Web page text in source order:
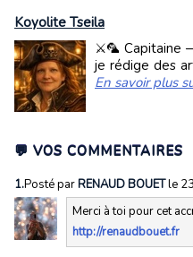
Koyolite Tseila
⚔️🦜 Capitaine
je rédige des
En savoir plus
💬 VOS COMMENTAIRES
1.Posté parRENAUD BOUETle
Merci à toi pour cet
http://renaudbouet.fr